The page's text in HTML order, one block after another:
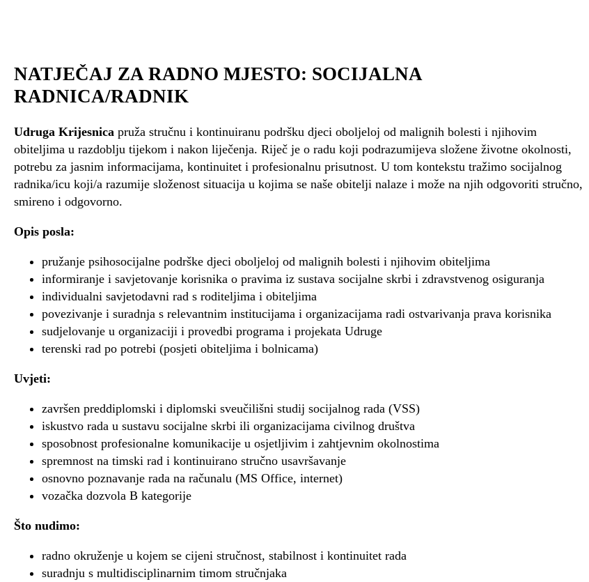
NATJEČAJ ZA RADNO MJESTO: SOCIJALNA
RADNICA/RADNIK
Udruga Krijesnica pruža stručnu i kontinuiranu podršku djeci oboljeloj od malignih bolesti i njihovim
obiteljima u razdoblju tijekom i nakon liječenja. Riječ je o radu koji podrazumijeva složene životne okolnosti,
potrebu za jasnim informacijama, kontinuitet i profesionalnu prisutnost. U tom kontekstu tražimo socijalnog
radnika/icu koji/a razumije složenost situacija u kojima se naše obitelji nalaze i može na njih odgovoriti stručno,
smireno i odgovorno.
Opis posla:
pružanje psihosocijalne podrške djeci oboljeloj od malignih bolesti i njihovim obiteljima
informiranje i savjetovanje korisnika o pravima iz sustava socijalne skrbi i zdravstvenog osiguranja
individualni savjetodavni rad s roditeljima i obiteljima
povezivanje i suradnja s relevantnim institucijama i organizacijama radi ostvarivanja prava korisnika
sudjelovanje u organizaciji i provedbi programa i projekata Udruge
terenski rad po potrebi (posjeti obiteljima i bolnicama)
Uvjeti:
završen preddiplomski i diplomski sveučilišni studij socijalnog rada (VSS)
iskustvo rada u sustavu socijalne skrbi ili organizacijama civilnog društva
sposobnost profesionalne komunikacije u osjetljivim i zahtjevnim okolnostima
spremnost na timski rad i kontinuirano stručno usavršavanje
osnovno poznavanje rada na računalu (MS Office, internet)
vozačka dozvola B kategorije
Što nudimo:
radno okruženje u kojem se cijeni stručnost, stabilnost i kontinuitet rada
suradnju s multidisciplinarnim timom stručnjaka